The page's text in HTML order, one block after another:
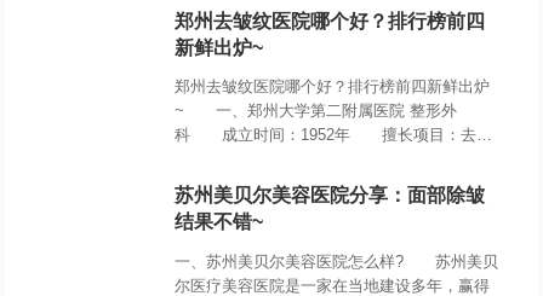
面部肥胖程度有关。 对于面部丰满、下巴
脂肪
郑州去皱纹医院哪个好？排行榜前四
新鲜出炉~
郑州去皱纹医院哪个好？排行榜前四新鲜出炉
~ 一、郑州大学第二附属医院 整形外
科 成立时间：1952年 擅长项目：去皱
市经开区蓝湖街与梅香路交叉口东北角
苏州美贝尔美容医院分享：面部除皱
结果不错~
一、苏州美贝尔美容医院怎么样? 苏州美贝
尔医疗美容医院是一家在当地建设多年，赢得